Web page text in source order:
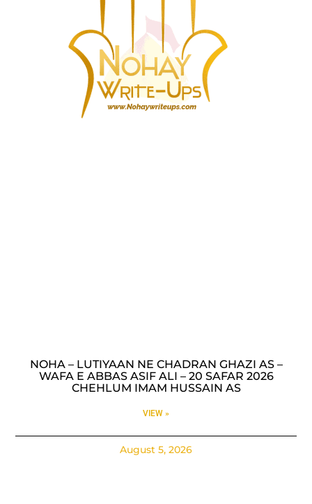
NOHA – LUTIYAAN NE CHADRAN GHAZI AS –
WAFA E ABBAS ASIF ALI – 20 SAFAR 2026
CHEHLUM IMAM HUSSAIN AS
VIEW »
August 5, 2026